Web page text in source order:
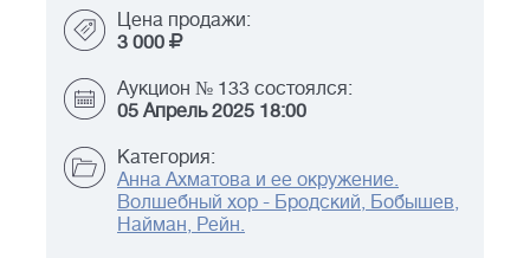
Цена продажи:
3 000
Аукцион № 133 состоялся:
05 Апрель 2025 18:00
Категория:
Анна Ахматова и ее окружение.
Волшебный хор - Бродский, Бобышев,
Найман, Рейн.